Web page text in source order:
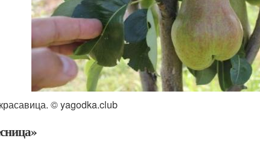
© yagodka.club